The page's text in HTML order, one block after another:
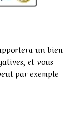
un bien
et vous
par exemple